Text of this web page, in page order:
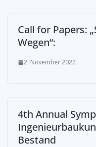
Call for Papers:
Wegen“:
2. November 2022
4th Annual
Bestand